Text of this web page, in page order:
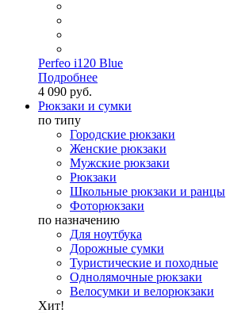
Perfeo i120 Blue
Подробнее
4 090 руб.
Рюкзаки и сумки
по типу
Городские рюкзаки
Женские рюкзаки
Мужские рюкзаки
Рюкзаки
Школьные рюкзаки и ранцы
Фоторюкзаки
по назначению
Для ноутбука
Дорожные сумки
Туристические и походные
Однолямочные рюкзаки
Велосумки и велорюкзаки
Хит!